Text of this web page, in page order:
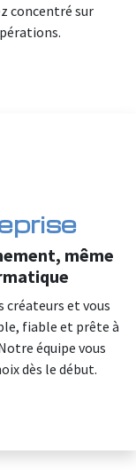
concentré sur
même
créateurs et vous
fiable et prête à
équipe vous
dès le début.